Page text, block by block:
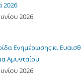
2026
2026
Ενημέρωσης κι
Αμυνταίου
2026